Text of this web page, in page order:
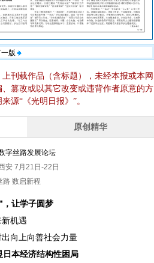
版
刊载作品（含标题），未经本报或本网
篡改或以其它改变或违背作者原意的方
源“《光明日报》”。